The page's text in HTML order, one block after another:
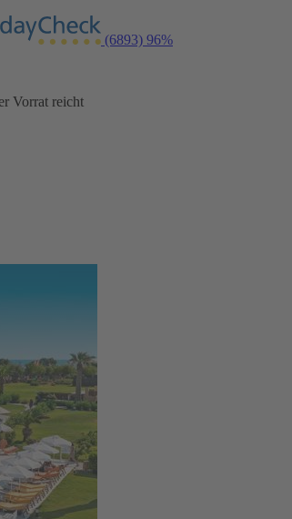
(6893) 96%
Vorrat reicht